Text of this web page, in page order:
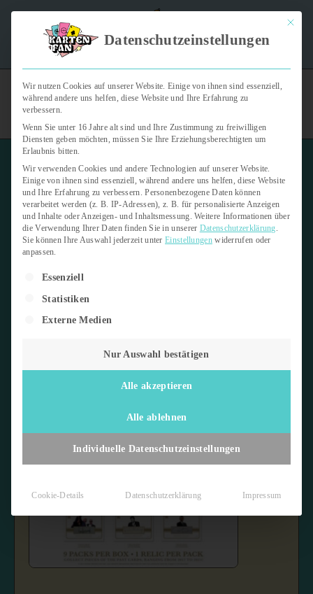
"Kartenfan – Der Podcast" | Das Hobby auf die Ohren |
2025 Pieces of the Past 9 Year
Edition
Letzte Aktualisierung:
Mit
Datenschutzeinstellungen
Wir nutzen Cookies auf unserer Website. Einige von ihnen sind essenziell,
während andere uns helfen, diese Website und Ihre Erfahrung zu
verbessern.
Wenn Sie unter 16 Jahre alt sind und Ihre Zustimmung zu freiwilligen
Diensten geben möchten, müssen Sie Ihre Erziehungsberechtigten um
Erlaubnis bitten.
Wir verwenden Cookies und andere Technologien auf unserer Website.
Einige von ihnen sind essenziell, während andere uns helfen, diese Website
und Ihre Erfahrung zu verbessern. Personenbezogene Daten können
verarbeitet werden (z. B. IP-Adressen), z. B. für personalisierte Anzeigen
und Inhalte oder Anzeigen- und Inhaltsmessung. Weitere Informationen über
die Verwendung Ihrer Daten finden Sie in unserer Datenschutzerklärung.
Sie können Ihre Auswahl jederzeit unterEinstellungenwiderrufen oder
anpassen.
Es folgt eine Liste der Service-Gruppen, für die eine Einwilligung
Essenziell
Statistiken
Externe Medien
Nur Auswahl bestätigen
Alle akzeptieren
Alle ablehnen
Individuelle Datenschutzeinstellungen
Cookie-Details Datenschutzerklärung Impressum